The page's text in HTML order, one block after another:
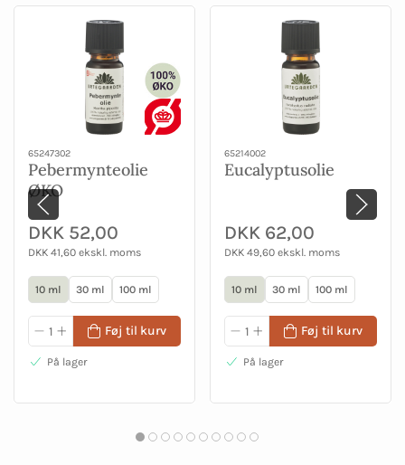
65247302
Pebermynteolie
ØKO
DKK 52,00
DKK 41,60 ekskl. moms
10 ml 30 ml 100 ml
Føj til kurv
På lager
65214002
Eucalyptusolie
DKK 62,00
DKK 49,60 ekskl. moms
10 ml 30 ml 100 ml
Føj til kurv
På lager